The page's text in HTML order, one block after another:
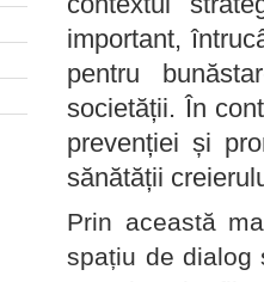
important,
pentru
societății. În
prevenției și
sănătății
Prin această
spațiu de dialog